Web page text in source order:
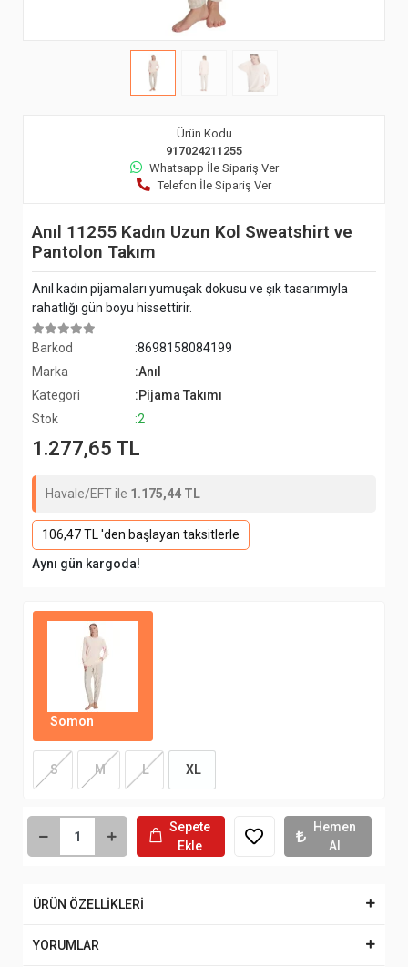
Ürün Kodu
917024211255
Whatsapp İle Sipariş Ver
Telefon İle Sipariş Ver
Anıl 11255 Kadın Uzun Kol Sweatshirt ve
Pantolon Takım
Anıl kadın pijamaları yumuşak dokusu ve şık tasarımıyla
rahatlığı gün boyu hissettirir.
Barkod
:8698158084199
Marka
:Anıl
Kategori
:Pijama Takımı
Stok
:2
1.277,65 TL
Havale/EFT ile 1.175,44 TL
106,47 TL 'den başlayan taksitlerle
Aynı gün kargoda!
Somon
S M L XL
Sepete
Ekle
Hemen
Al
ÜRÜN ÖZELLİKLERİ
YORUMLAR